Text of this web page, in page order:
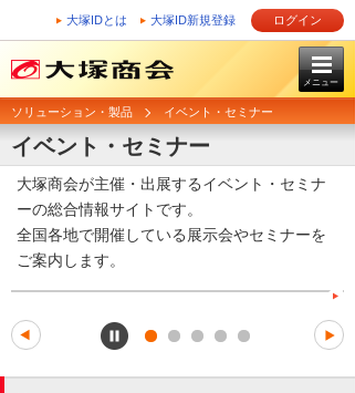
大塚IDとは 大塚ID新規登録 ログイン
メニュー
ソリューション・製品 イベント・セミナー
イベント・セミナー
大塚商会が主催・出展するイベント・セミナ
ーの総合情報サイトです。
全国各地で開催している展示会やセミナーを
ご案内します。